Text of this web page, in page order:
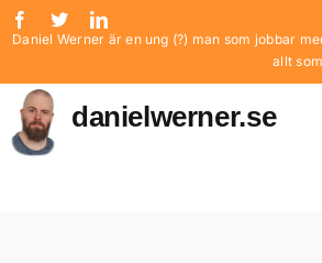
Fortsätt
tillDaniel Werner är en ung (?) man som jobbar
allt
danielwerner.se